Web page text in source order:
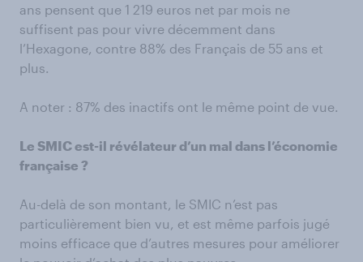
ans pensent que 1 219 euros net par mois ne
suffisent pas pour vivre décemment dans
l’Hexagone, contre 88% des Français de 55 ans et
plus.
A noter : 87% des inactifs ont le même point de vue.
Le SMIC est-il révélateur d’un mal dans l’économie
française ?
Au-delà de son montant, le SMIC n’est pas
particulièrement bien vu, et est même parfois jugé
moins efficace que d’autres mesures pour améliorer